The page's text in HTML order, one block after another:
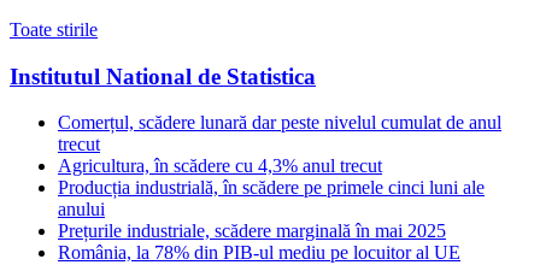
Toate stirile
Institutul National de Statistica
Comerțul, scădere lunară dar peste nivelul cumulat de anul
trecut
Agricultura, în scădere cu 4,3% anul trecut
Producția industrială, în scădere pe primele cinci luni ale
anului
Prețurile industriale, scădere marginală în mai 2025
România, la 78% din PIB-ul mediu pe locuitor al UE